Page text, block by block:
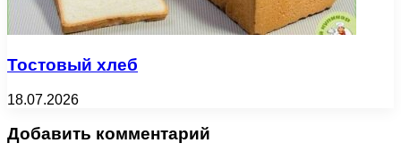
Тостовый хлеб
18.07.2026
Добавить комментарий